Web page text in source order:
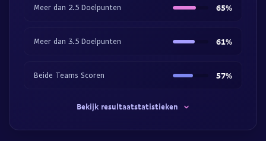
Meer dan 2.5 Doelpunten 65%
Meer dan 3.5 Doelpunten 61%
Beide Teams Scoren 57%
Bekijk resultaatstatistieken